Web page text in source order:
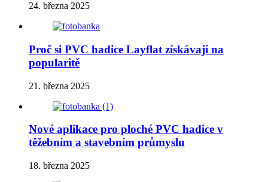
24. března 2025
Proč si PVC hadice Layflat získávají na
popularitě
21. března 2025
Nové aplikace pro ploché PVC hadice v
těžebním a stavebním průmyslu
18. března 2025